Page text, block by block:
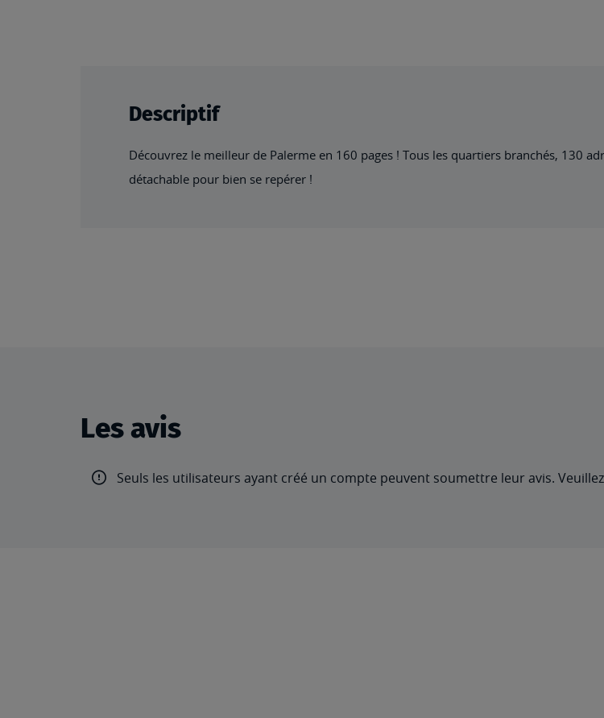
Descriptif
Découvrez le meilleur de Palerme en 160 pages ! Tous les quartiers branchés, 130
détachable pour bien se repérer !
Les avis
Seuls les utilisateurs ayant créé un compte peuvent soumettre leur avis. Veuillez